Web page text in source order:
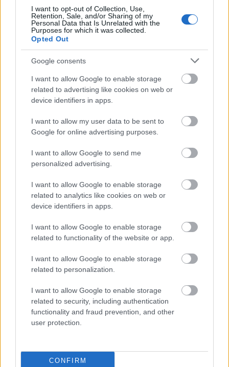
I want to opt-out of Collection, Use,
Retention, Sale, and/or Sharing of my
Personal Data that Is Unrelated with the
Purposes for which it was collected.
Opted Out
Google consents
I want to allow Google to enable storage
related to advertising like cookies on web or
device identifiers in apps.
I want to allow my user data to be sent to
Google for online advertising purposes.
I want to allow Google to send me
personalized advertising.
I want to allow Google to enable storage
related to analytics like cookies on web or
device identifiers in apps.
I want to allow Google to enable storage
related to functionality of the website or app.
I want to allow Google to enable storage
related to personalization.
I want to allow Google to enable storage
related to security, including authentication
functionality and fraud prevention, and other
user protection.
CONFIRM
έχουν εκπληρώσει τις στρατιωτικές τους
υποχρεώσεις ή να έχουν απαλλαγεί νόμιμα από
αυτές (άρθρο 5 του ν.3528/2007 και άρθρο 29 του
ν.4440/2016), όπως αναλύεται στη συνέχεια.
Προλάβετε Πριν ανοίξουν οι Πίνακες
να πάρετε την αναγκαία Μοριοδότηση
Ξεκινήστε τώρα το πρόγραμμα Ειδικής Αγωγής
που σας δίνει 2 μόρια για διορισμούς και
προσλήψεις - Προλάβετε τους Πίνακες.
Το πρόγραμμα του ΕΛΜΕΠΑ πληροί τις
προϋποθέσεις του νόμου
Δείτε περισσότερα εδώ για το 9μηνο σεμινάριο
Ειδικής Αγωγής - Το κορυφαιο στην Ελλάδα
Εάν θέλετε έξτρα
Πανεπιστημιακό σεμινάριο για
εκπαιδευτικούς αυτή την περίοδο
τρέχουν και τα προγράμματα του